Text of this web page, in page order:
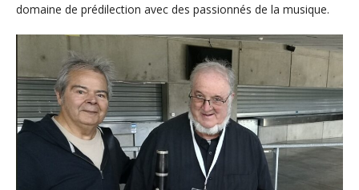
domaine de prédilection avec des passionnés de la musique.